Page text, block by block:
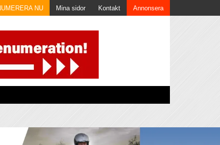
NU Mina sidor Kontakt Annonsera